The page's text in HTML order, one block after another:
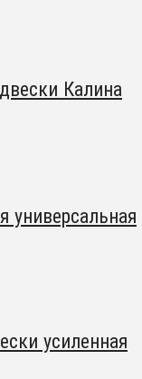
Калина
универсальная
усиленная